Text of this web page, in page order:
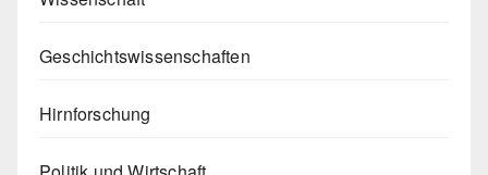
Geschichtswissenschaften
Hirnforschung